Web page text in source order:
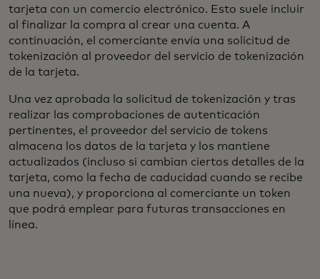
tarjeta con un comercio electrónico. Esto suele incluir
al finalizar la compra al crear una cuenta. A
continuación, el comerciante envía una solicitud de
tokenización al proveedor del servicio de tokenización
de la tarjeta.
Una vez aprobada la solicitud de tokenización y tras
realizar las comprobaciones de autenticación
pertinentes, el proveedor del servicio de tokens
almacena los datos de la tarjeta y los mantiene
actualizados (incluso si cambian ciertos detalles de la
tarjeta, como la fecha de caducidad cuando se recibe
una nueva), y proporciona al comerciante un token
que podrá emplear para futuras transacciones en
línea.